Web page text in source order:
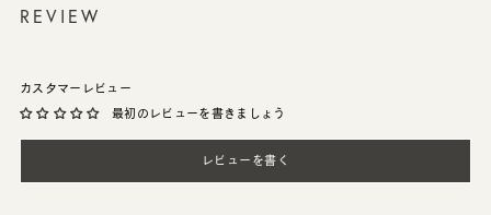
REVIEW
カスタマーレビュー
最初のレビューを書きましょう
レビューを書く